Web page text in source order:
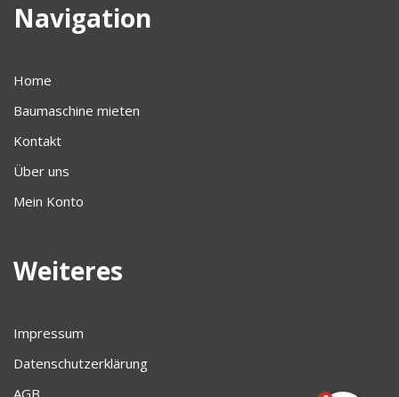
Navigation
Home
Baumaschine mieten
Kontakt
Über uns
Mein Konto
Weiteres
Impressum
Datenschutzerklärung